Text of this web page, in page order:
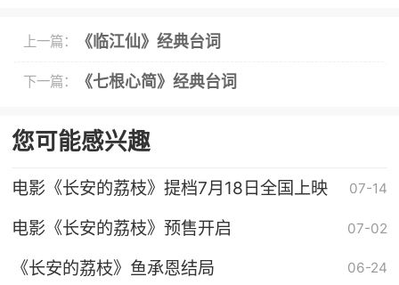
上一篇： 《临江仙》经典台词
下一篇： 《七根心简》经典台词
您可能感兴趣
电影《长安的荔枝》提档7月18日全国上映 07-14
电影《长安的荔枝》预售开启 07-02
《长安的荔枝》鱼承恩结局 06-24